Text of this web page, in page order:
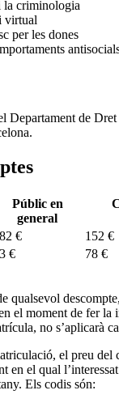
la criminologia
virtual
per les dones
Departament de
Públic en
general
€
152 €
€ 78 €
qualsevol
el moment de fer
no s’aplicarà
el preu del
en el qual
Els codis són: